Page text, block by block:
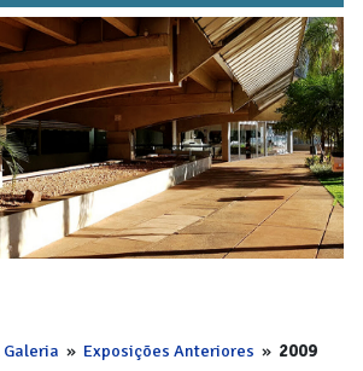
Galeria » Exposições Anteriores » 2009